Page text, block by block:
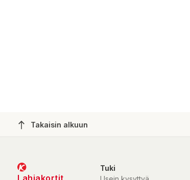
Takaisin alkuun
Lahjakortit
Tuki